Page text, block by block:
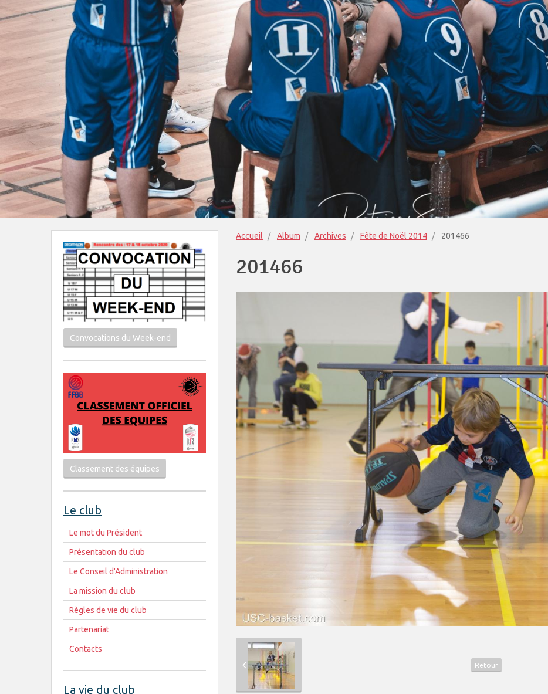
Accueil Album Archives Fête de Noël 2014 201466
201466
Retour
Convocations du Week-end
Classement des équipes
Le club
Le mot du Président
Présentation du club
Le Conseil d'Administration
La mission du club
Règles de vie du club
Partenariat
Contacts
La vie du club